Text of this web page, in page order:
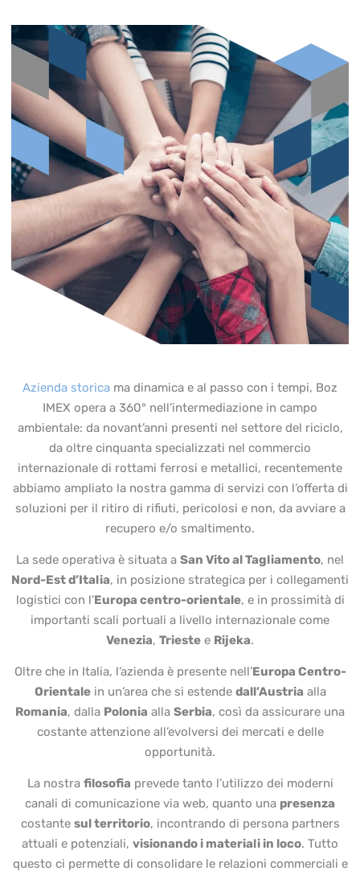
Azienda storica ma dinamica e al passo con i tempi, Boz
IMEX opera a 360° nell’intermediazione in campo
ambientale: da novant’anni presenti nel settore del riciclo,
da oltre cinquanta specializzati nel commercio
internazionale di rottami ferrosi e metallici, recentemente
abbiamo ampliato la nostra gamma di servizi con l’offerta di
soluzioni per il ritiro di rifiuti, pericolosi e non, da avviare a
recupero e/o smaltimento.
La sede operativa è situata a San Vito al Tagliamento, nel
Nord-Est d’Italia, in posizione strategica per i collegamenti
logistici con l’Europa centro-orientale, e in prossimità di
importanti scali portuali a livello internazionale come
Venezia, Trieste e Rijeka.
Oltre che in Italia, l’azienda è presente nell’Europa Centro-
Orientalein un’area che si estende dall’Austria alla
Romania, dalla Polonia alla Serbia, così da assicurare una
costante attenzione all’evolversi dei mercati e delle
opportunità.
La nostra filosofia prevede tanto l’utilizzo dei moderni
canali di comunicazione via web, quanto una presenza
costante sul territorio, incontrando di persona partners
attuali e potenziali, visionando i materiali in loco. Tutto
questo ci permette di consolidare le relazioni commerciali e